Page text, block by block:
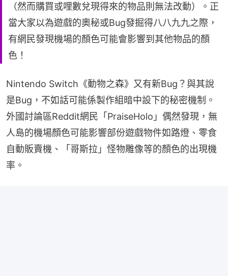
（然而購買或哩數兌現得來的物品則無法改動）。正
當大家以為遊戲的奧秘或Bug發掘得八八九九之際，
有網民發現機場的顏色可能會影響到其他物品的顏
色！
Nintendo Switch《動物之森》又有新Bug？與其說
是Bug，不如話可能係製作組暗中設下的秘密機制。
外國討論區Reddit網民「PraiseHolo」偶然發現，無
人島的機場顏色可能影響部份遊戲物件如路燈、零食
自動販賣機、「哥斯拉」怪物雕像等的顏色的出現機
率。